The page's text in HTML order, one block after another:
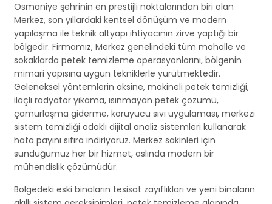
Osmaniye şehrinin en prestijli noktalarından biri olan
Merkez, son yıllardaki kentsel dönüşüm ve modern
yapılaşma ile teknik altyapı ihtiyacının zirve yaptığı bir
bölgedir. Firmamız, Merkez genelindeki tüm mahalle ve
sokaklarda petek temizleme operasyonlarını, bölgenin
mimari yapısına uygun tekniklerle yürütmektedir.
Geleneksel yöntemlerin aksine, makineli petek temizliği,
ilaçlı radyatör yıkama, ısınmayan petek çözümü,
çamurlaşma giderme, koruyucu sıvı uygulaması, merkezi
sistem temizliği odaklı dijital analiz sistemleri kullanarak
hata payını sıfıra indiriyoruz. Merkez sakinleri için
sunduğumuz her bir hizmet, aslında modern bir
mühendislik çözümüdür.
Bölgedeki eski binaların tesisat zayıflıkları ve yeni binaların